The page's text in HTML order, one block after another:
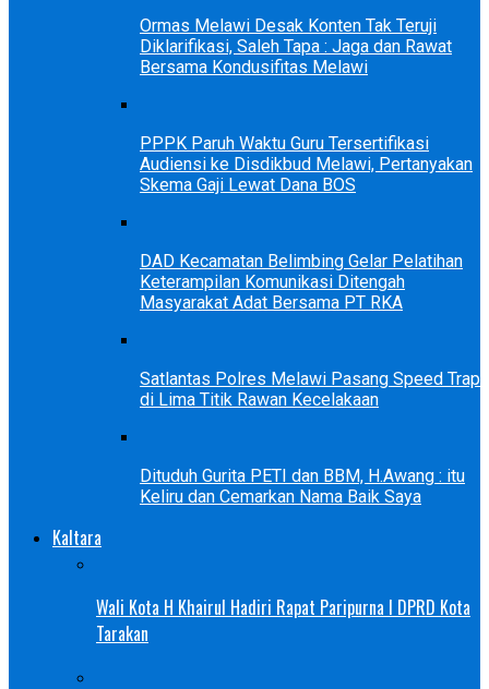
Ormas Melawi Desak Konten Tak Teruji
Diklarifikasi, Saleh Tapa : Jaga dan Rawat
Bersama Kondusifitas Melawi
PPPK Paruh Waktu Guru Tersertifikasi
Audiensi ke Disdikbud Melawi, Pertanyakan
Skema Gaji Lewat Dana BOS
DAD Kecamatan Belimbing Gelar Pelatihan
Keterampilan Komunikasi Ditengah
Masyarakat Adat Bersama PT RKA
Satlantas Polres Melawi Pasang Speed Trap
di Lima Titik Rawan Kecelakaan
Dituduh Gurita PETI dan BBM, H.Awang : itu
Keliru dan Cemarkan Nama Baik Saya
Kaltara
Wali Kota H Khairul Hadiri Rapat Paripurna I DPRD Kota
Tarakan